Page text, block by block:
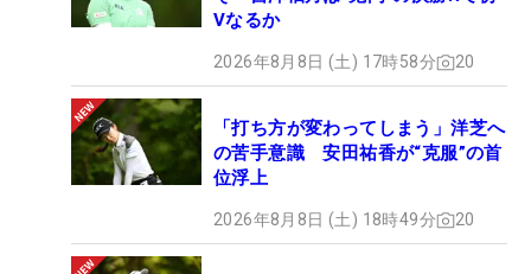
Vなるか
2026年8月8日 (土) 17時58分 20
「打ち方が変わってしまう」洋芝へ
の苦手意識 安田祐香が“克服”の首
位浮上
2026年8月8日 (土) 18時49分 20